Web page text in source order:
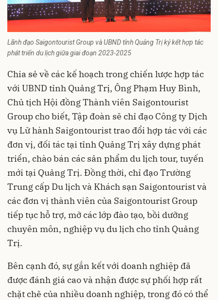
Lãnh đạo Saigontourist Group và UBND tỉnh Quảng Trị ký kết hợp tác
phát triển du lịch giữa giai đoạn 2023-2025
Chia sẻ về các kế hoạch trong chiến lược hợp tác
với UBND tỉnh Quảng Trị, Ông Phạm Huy Bình,
Chủ tịch Hội đồng Thành viên Saigontourist
Group cho biết, Tập đoàn sẽ chỉ đạo Công ty Dịch
vụ Lữ hành Saigontourist trao đổi hợp tác với các
đơn vị, đối tác tại tỉnh Quảng Trị xây dựng phát
triển, chào bán các sản phẩm du lịch tour, tuyến
mới tại Quảng Trị. Đồng thời, chỉ đạo Trường
Trung cấp Du lịch và Khách sạn Saigontourist và
các đơn vị thành viên của Saigontourist Group
tiếp tục hỗ trợ, mở các lớp đào tạo, bồi dưỡng
chuyên môn, nghiệp vụ du lịch cho tỉnh Quảng
Trị.
Bên cạnh đó, sự gắn kết với doanh nghiệp đã
được đánh giá cao và nhận được sự phối hợp rất
chặt chẽ của nhiều doanh nghiệp, trong đó có thể